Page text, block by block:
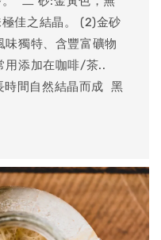
佳之結晶。 (2)金砂
味獨特、含豐富礦物
添加在咖啡/茶..
間自然結晶而成 ​ 黑